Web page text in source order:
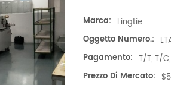
Marca: Lingtie
Oggetto Numero.:
Pagamento: T/T, T/
Prezzo Di Mercato: